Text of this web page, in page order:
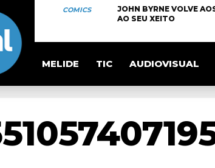
COMICS
JOHN BYRNE VOLVE
AO SEU XEITO
MELIDE TIC AUDIOVISUAL